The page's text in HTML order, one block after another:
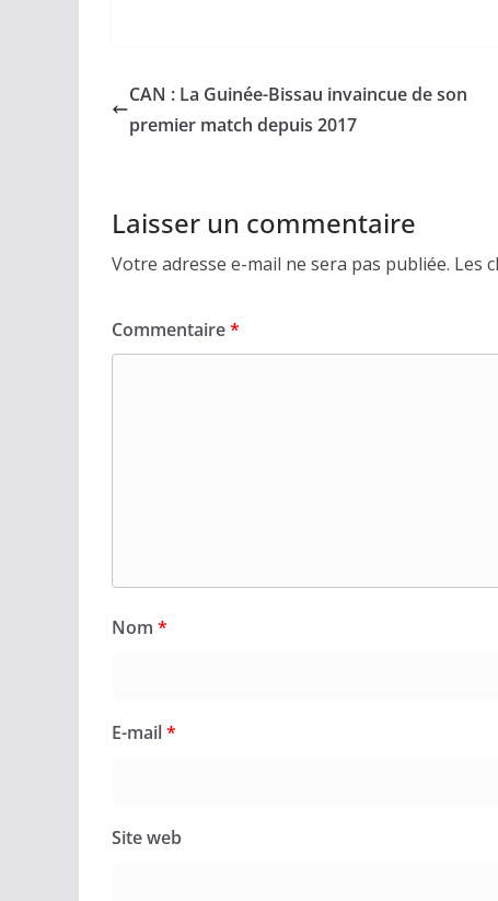
CAN : La Guinée-Bissau invaincue de son
premier match depuis 2017
Laisser un commentaire
Votre adresse e-mail ne sera pas publiée. Les
Commentaire*
Nom *
E-mail*
Site web